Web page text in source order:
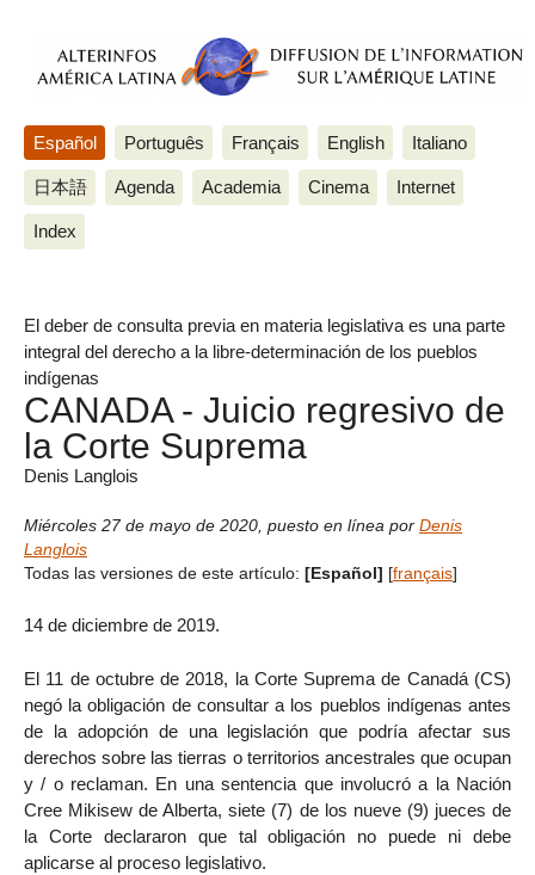
Español Português Français English Italiano
日本語 Agenda Academia Cinema Internet
Index
El deber de consulta previa en materia legislativa es una parte
integral del derecho a la libre-determinación de los pueblos
indígenas
CANADA - Juicio regresivo de
la Corte Suprema
Denis Langlois
Miércoles 27 de mayo de 2020 puesto en línea por Denis
Langlois
Todas las versiones de este artículo: [Español] [français]
14 de diciembre de 2019.
El 11 de octubre de 2018, la Corte Suprema de Canadá (CS)
negó la obligación de consultar a los pueblos indígenas antes
de la adopción de una legislación que podría afectar sus
derechos sobre las tierras o territorios ancestrales que ocupan
y / o reclaman. En una sentencia que involucró a la Nación
Cree Mikisew de Alberta, siete (7) de los nueve (9) jueces de
la Corte declararon que tal obligación no puede ni debe
aplicarse al proceso legislativo.